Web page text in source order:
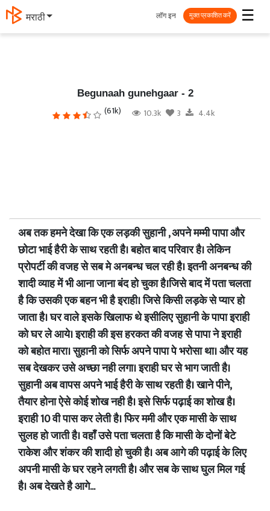
मराठी ☰
लॉग इन मुक्त प्रकाशित करें
Begunaah gunehgaar - 2
(61k) 10.3k 3 4.4k
अब तक हमने देखा कि एक लड़की सुहानी , अपने मम्मी पापा और
छोटा भाई हैरी के साथ रहती है। बहोत बाद परिवार है। लेकिन
प्रोपर्टी की वजह से सब मे अनबन्ध चल रही है। इतनी अनबन्ध की
शादी व्याह में भी आना जाना बंद हो चुका है।जिसे बाद में पता चलता
है कि उसकी एक बहन भी है इराही। जिसे किसी लड़के से प्यार हो
जाता है। घर वाले इसके खिलाफ थे इसीलिए सुहानी के पापा इराही
को घर ले आये। इराही की इस हरकत की वजह से पापा ने इराही
को बहोत मारा। सुहानी को सिर्फ अपने पापा पे भरोसा था। और यह
सब देखकर उसे अच्छा नही लगा। इराही घर से भाग जाती है।
सुहानी अब वापस अपने भाई हैरी के साथ रहती है। खाने पीने,
तैयार होना ऐसे कोई शोख नही है। इसे सिर्फ पढ़ाई का शोख है।
इराही 10 वी पास कर लेती है। फिर ममी और एक मासी के साथ
सुलह हो जाती है। वहाँ उसे पता चलता है कि मासी के दोनों बेटे
राकेश और शंकर की शादी हो चुकी है। अब आगे की पढ़ाई के लिए
अपनी मासी के घर रहने लगती है। और सब के साथ घुल मिल गई
है। अब देखते है आगे...